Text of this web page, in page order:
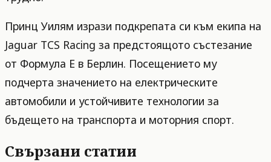
Принц Уилям изрази подкрепата си към екипа на
Jaguar TCS Racing за предстоящото състезание
от Формула Е в Берлин. Посещението му
подчерта значението на електрическите
автомобили и устойчивите технологии за
бъдещето на транспорта и моторния спорт.
Свързани статии